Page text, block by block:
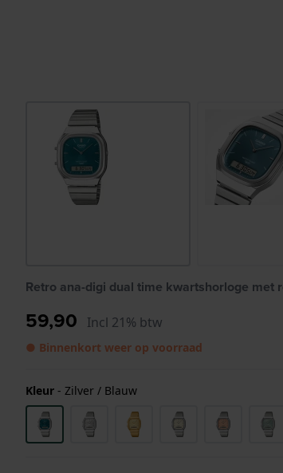
Retro ana-digi dual time kwartshorloge met
59,90 Incl 21% btw
● Binnenkort weer op voorraad
Kleur - Zilver / Blauw